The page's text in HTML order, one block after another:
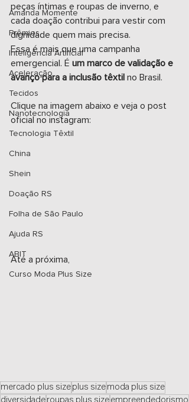
Amanda Momente
Prêmios
Inteligência Artificial
Aceleração
Tecidos
Nanotecnologia
Tecnologia Têxtil
China
Shein
Doação RS
Folha de São Paulo
Ajuda RS
ABIT
Curso Moda Plus Size
peças íntimas e roupas de inverno, e
cada doação contribui para vestir com
dignidade quem mais precisa.
Essa é mais que uma campanha
emergencial. É um marco de validação e
avanço para a inclusão têxtil no Brasil.
Clique na imagem abaixo e veja o post
oficial no instagram:
Até a próxima,
mercado plus size plus size moda plus size
diversidade roupas plus size empreendedorismo